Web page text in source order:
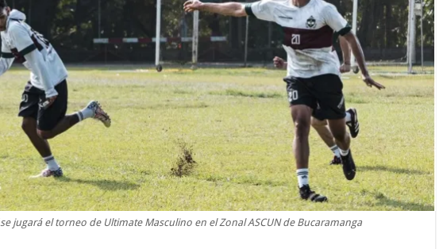
jugará el torneo de Ultimate Masculino en el Zonal ASCUN de Bucaramanga